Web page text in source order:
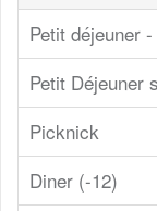
Petit déjeuner
Petit Déjeuner
Picknick
Diner (-12)